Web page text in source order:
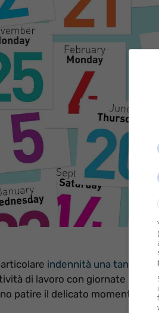
indennità una tantum
,
di lavoro con giornate
patire il delicato momento